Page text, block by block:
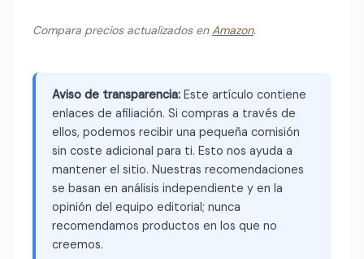
Compara precios actualizados enAmazon.
Aviso de transparencia: Este artículo contiene
enlaces de afiliación. Si compras a través de
ellos, podemos recibir una pequeña comisión
sin coste adicional para ti. Esto nos ayuda a
mantener el sitio. Nuestras recomendaciones
se basan en análisis independiente y en la
opinión del equipo editorial; nunca
recomendamos productos en los que no
creemos.